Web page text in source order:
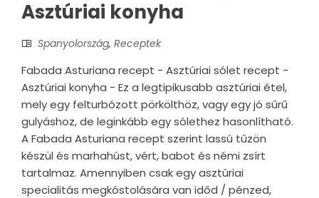
Asztúriai konyha
Spanyolország, Receptek
Fabada Asturiana recept - Asztúriai sólet recept -
Asztúriai konyha - Ez a legtipikusabb asztúriai étel,
mely egy felturbózott pörkölthöz, vagy egy jó sűrű
gulyáshoz, de leginkább egy sólethez hasonlítható.
A Fabada Asturiana recept szerint lassú tűzön
készül és marhahúst, vért, babot és némi zsírt
tartalmaz. Amennyiben csak egy asztúriai
specialitás megkóstolására van időd / pénzed,